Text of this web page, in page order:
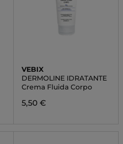
VEBIX
DERMOLINE IDRATANTE
Crema Fluida Corpo
5,50 €